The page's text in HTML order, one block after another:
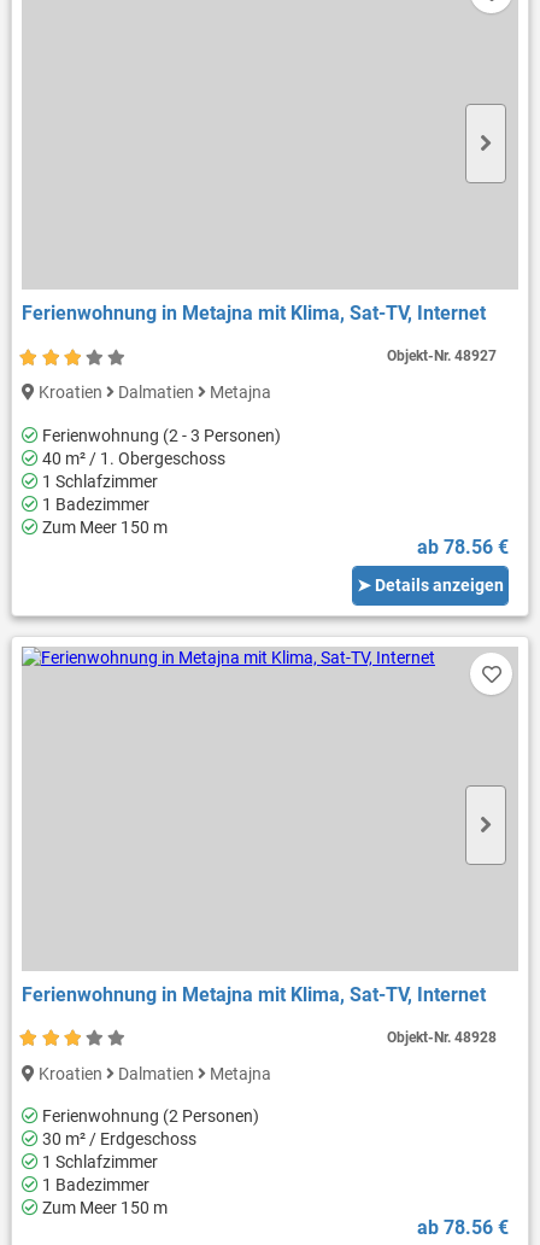
Ferienwohnung in Metajna mit Klima, Sat-TV, Internet
Kroatien Dalmatien Metajna
Ferienwohnung (2 - 3 Personen)
40 m² / 1. Obergeschoss
1 Schlafzimmer
1 Badezimmer
Zum Meer 150 m
ab 78.56 €
➤ Details anzeigen
Objekt-Nr.48927
Ferienwohnung in Metajna mit Klima, Sat-TV, Internet
Kroatien Dalmatien Metajna
Ferienwohnung (2 Personen)
30 m² / Erdgeschoss
1 Schlafzimmer
1 Badezimmer
Zum Meer 150 m
ab 78.56 €
Objekt-Nr.48928